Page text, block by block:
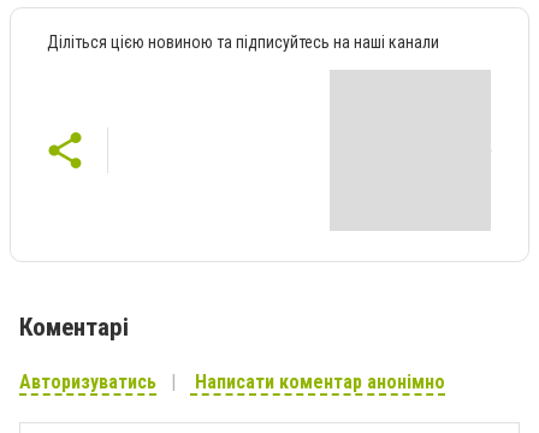
Діліться цією новиною та підписуйтесь на наші канали
Коментарі
Авторизуватись Написати коментар анонімно